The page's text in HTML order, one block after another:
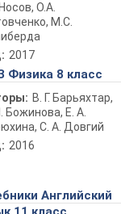
О.А.
М.С.
2017
Физика 8 класс
В. Г. Барьяхтар,
Божинова, Е. А.
С. А. Довгий
2016
Английский